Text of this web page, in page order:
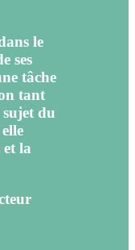
le
ses
tâche
tant
du
et la